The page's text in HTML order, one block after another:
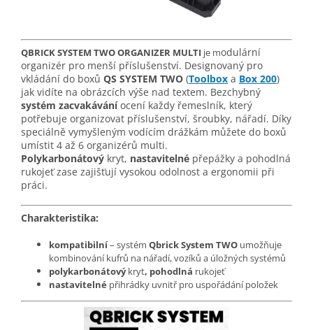
QBRICK SYSTEM TWO ORGANIZER MULTI je modulární
organizér pro menší příslušenství. Designovaný pro
vkládání do boxů QS SYSTEM TWO (Toolbox a Box 200)
jak vidíte na obrázcích výše nad textem. Bezchybný
systém zacvakáváníocení každy řemeslník, který
potřebuje organizovat příslušenství, šroubky, nářadí. Díky
speciálně vymyšleným vodícím drážkám můžete do boxů
umístit 4 až 6 organizérů multi.
Polykarbonátový kryt, nastavitelné přepážky a pohodlná
rukojeť zase zajišťují vysokou odolnost a ergonomii při
práci.
Charakteristika:
kompatibilní– systém Qbrick System TWO umožňuje
kombinování kufrů na nářadí, vozíků a úložných systémů
polykarbonátovýkryt, pohodlná rukojeť
nastavitelné přihrádky uvnitř pro uspořádání položek